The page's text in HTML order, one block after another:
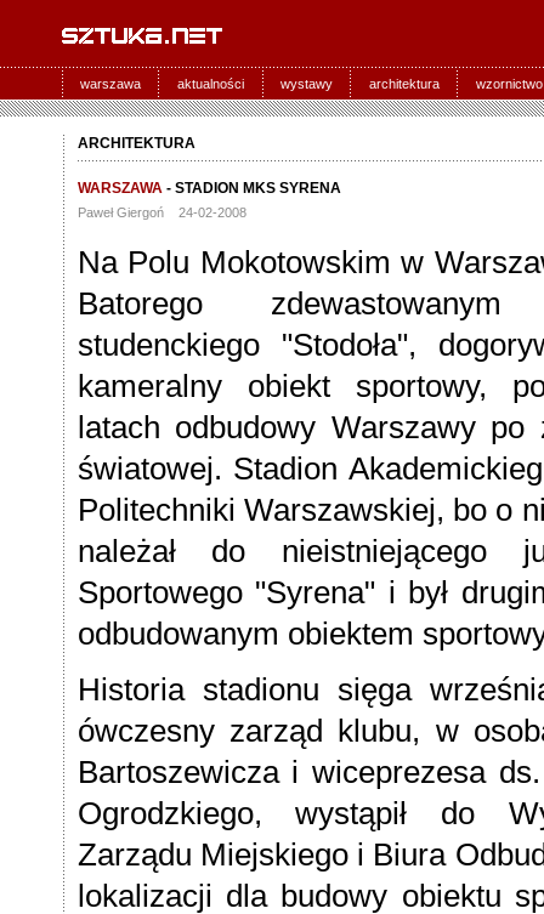
warszawa aktualności wystawy architektura wzornictwo
ARCHITEKTURA
WARSZAWA- STADION MKS SYRENA
Paweł Giergoń 24-02-2008
Na Polu Mokotowskim w
Batorego
studenckiego "Stodoła",
kameralny obiekt sportowy,
latach odbudowy Warszawy
światowej. Stadion
Politechniki Warszawskiej, bo o
należał do nieistniejącego
Sportowego "Syrena" i był
odbudowanym obiektem
Historia stadionu sięga
ówczesny zarząd klubu, w
Bartoszewicza i wiceprezesa
Ogrodzkiego, wystąpił do
Zarządu Miejskiego i Biura
lokalizacji dla budowy obiektu